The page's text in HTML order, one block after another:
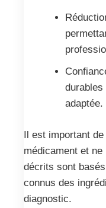
durables
adaptée.
Il est important de
médicament et
décrits sont
connus des
diagnostic.